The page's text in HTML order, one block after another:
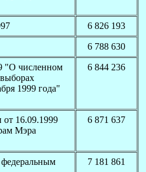
6 826 193
6 788 630
"О численном
1999 года"
6 844 236
от 16.09.1999
Мэра
6 871 637
7 181 861